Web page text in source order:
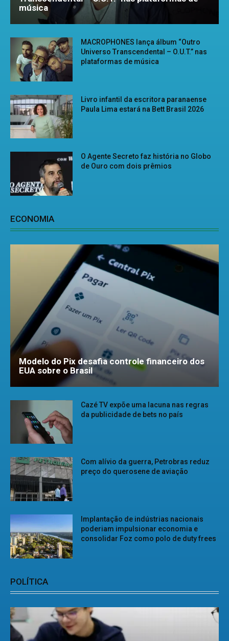
música
MACROPHONES lança álbum “Outro
Universo Transcendental – O.U.T.” nas
plataformas de música
Livro infantil da escritora paranaense
Paula Lima estará na Bett Brasil 2026
O Agente Secreto faz história no Globo
de Ouro com dois prêmios
ECONOMIA
Modelo do Pix desafia controle financeiro dos
EUA sobre o Brasil
Cazé TV expõe uma lacuna nas regras
da publicidade de bets no país
Com alívio da guerra, Petrobras reduz
preço do querosene de aviação
Implantação de indústrias nacionais
poderiam impulsionar economia e
consolidar Foz como polo de duty frees
POLÍTICA